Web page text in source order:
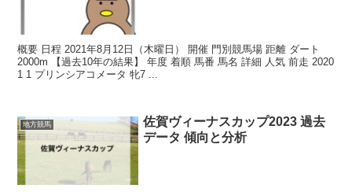
概要 日程 2021年8月12日（木曜日） 開催 門別競馬場 距離 ダート
2000m 【過去10年の結果】 年度 着順 馬番 馬名 詳細 人気 前走 2020
1 1 プリンシアコメータ 牝7 ...
地方競馬
佐賀ヴィーナスカップ2023 過去
データ 傾向と分析